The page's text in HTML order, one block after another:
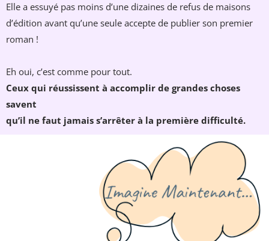
Elle a essuyé pas moins d’une dizaines de refus de maisons
d’édition avant qu’une seule accepte de publier son premier
roman !
Eh oui, c’est comme pour tout.
Ceux qui réussissent à accomplir de grandes choses
savent
qu’il ne faut jamais s’arrêter à la première difficulté.